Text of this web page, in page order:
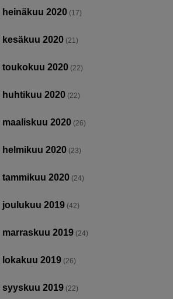
heinäkuu 2020 (17)
kesäkuu 2020 (21)
toukokuu 2020 (22)
huhtikuu 2020 (22)
maaliskuu 2020 (26)
helmikuu 2020 (23)
tammikuu 2020 (24)
joulukuu 2019 (42)
marraskuu 2019 (24)
lokakuu 2019 (26)
syyskuu 2019 (22)